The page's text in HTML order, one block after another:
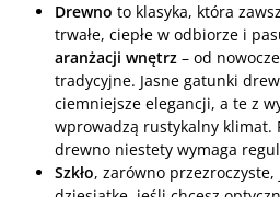
Drewno to klasyka, która
trwałe, ciepłe w odbiorze i
aranżacji wnętrz – od
tradycyjne. Jasne gatunki
ciemniejsze elegancji, a te z
wprowadzą rustykalny klimat.
drewno niestety wymaga
Szkło, zarówno